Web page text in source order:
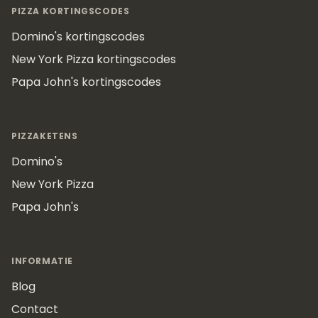
PIZZA KORTINGSCODES
Domino's kortingscodes
New York Pizza kortingscodes
Papa John's kortingscodes
PIZZAKETENS
Domino's
New York Pizza
Papa John's
INFORMATIE
Blog
Contact